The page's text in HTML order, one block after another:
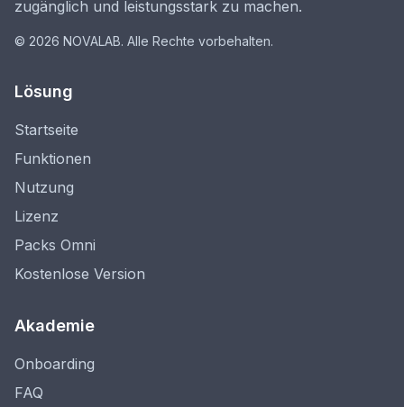
zugänglich und leistungsstark zu machen.
© 2026 NOVALAB. Alle Rechte vorbehalten.
Lösung
Startseite
Funktionen
Nutzung
Lizenz
Packs Omni
Kostenlose Version
Akademie
Onboarding
FAQ